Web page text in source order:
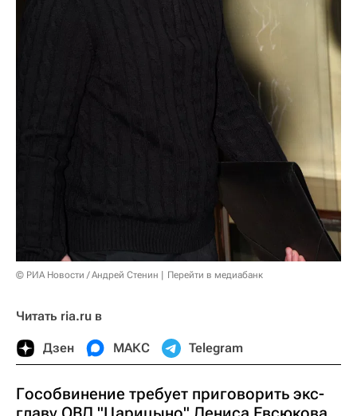
© РИА Новости / Андрей Стенин Перейти в медиабанк
Читать ria.ru в
Дзен МАКС Telegram
Гособвинение требует приговорить экс-